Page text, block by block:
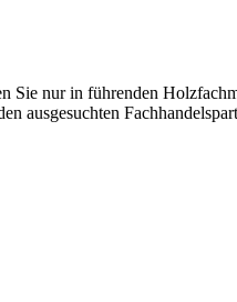
Sie nur in führenden
ausgesuchten